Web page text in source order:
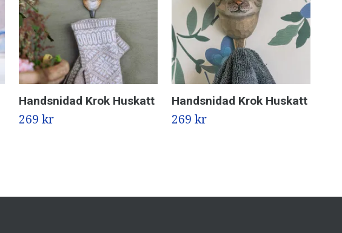
Handsnidad Krok Huskatt
269 kr
Handsnidad Krok Huskatt
269 kr